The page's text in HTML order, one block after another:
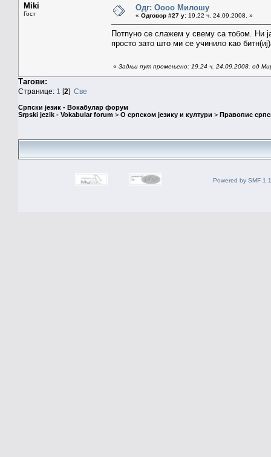
Miki
Гост
Одг: Оооо Милошу
« Одговор #27 у: 19.22 ч. 24.09.2008. »
Потпуно се слажем у свему са тобом. Ни
просто зато што ми се учинило као
« Задњи пут промењено: 19.24 ч. 24.09.2008. од
Тагови:
Странице: 1 [2] Све
Српски језик - Вокабулар форум
Srpski jezik - Vokabular forum > О српском језику и култури > Правопис
Powered by SMF